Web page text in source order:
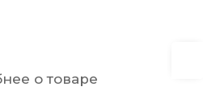
о товаре